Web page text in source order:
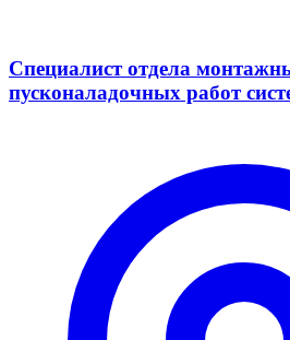
Специалист отдела
пусконаладочных работ